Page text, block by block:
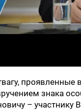
знака
– участнику